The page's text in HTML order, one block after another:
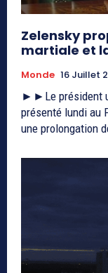
Zelensky
martiale et
Monde 16 Juillet
►►Le président
présenté lundi au
une prolongation